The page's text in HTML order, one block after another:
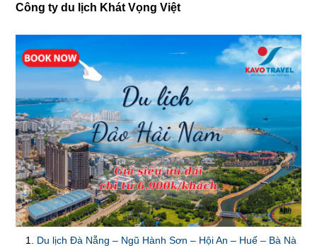
Công ty du lịch Khát Vọng Việt
Du lịch Đà Nẵng – Ngũ Hành Sơn – Hội An – Huế – Bà Nà